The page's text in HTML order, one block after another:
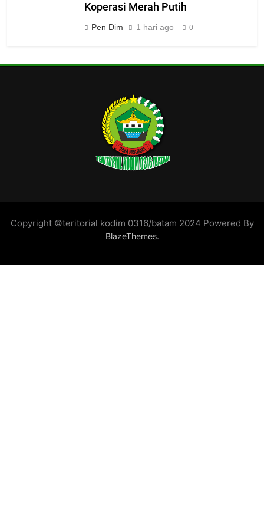
Koperasi Merah Putih
Pen Dim 1 hari ago 0
Copyright ©teritorial kodim 0316/batam 2024 Powered By
BlazeThemes.